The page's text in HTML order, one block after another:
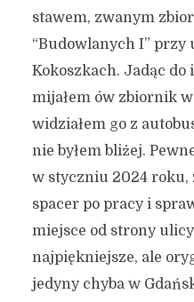
stawem, zwanym
“Budowlanych I” przy
Kokoszkach. Jadąc do
mijałem ów zbiornik
widziałem go z
nie byłem bliżej.
w styczniu 2024 roku,
spacer po pracy i
miejsce od strony
najpiękniejsze, ale
jedyny chyba w